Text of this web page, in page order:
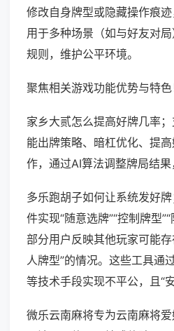
修改自身牌型或隐藏操作痕
用于多种场景（如与好友对
规则，维护公平环境。
聚焦相关游戏功能优势与特色
家乡大贰怎么提高好牌几率
能出牌策略、暗杠优化、提
作，通过AI算法调整牌局结果
多乐跑胡子如何让系统发好
件实现“随意选牌”“控制牌型
部分用户反映其他玩家可能存
人牌型”的情况。这些工具通
等技术手段实现不平公，且“安
微乐云南麻将专为云南麻将